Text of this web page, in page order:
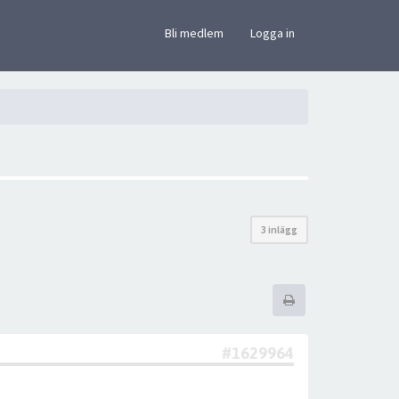
Bli medlem Logga in
3 inlägg
#1629964